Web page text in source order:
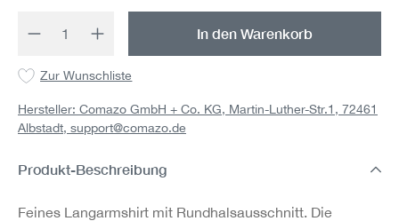
Produkt Anzahl: Gib den gewünschten
In den Warenkorb
Zur Wunschliste
Hersteller: Comazo GmbH + Co. KG, Martin-Luther-Str.1, 72461
Albstadt, support@comazo.de
Produkt-Beschreibung
Feines Langarmshirt mit Rundhalsausschnitt. Die